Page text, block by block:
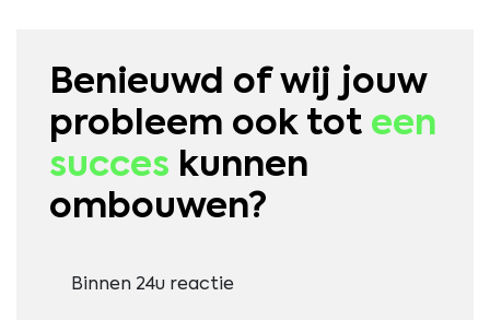
Benieuwd of wij jouw
probleem ook tot een
succes kunnen
ombouwen?
Binnen 24u reactie